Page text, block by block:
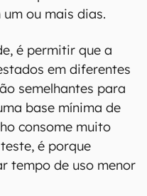
ou mais dias.
é permitir que a
em diferentes
semelhantes para
base mínima de
consome muito
é porque
tempo de uso menor